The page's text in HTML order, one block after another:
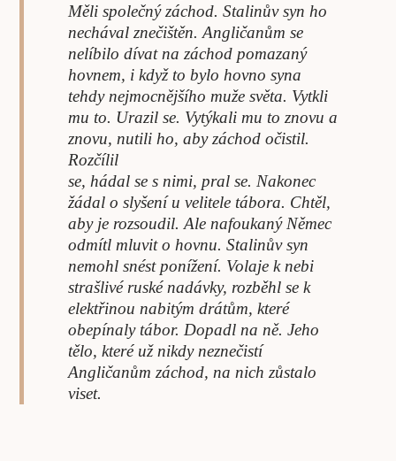
Měli společný záchod. Stalinův syn ho
nechával znečištěn. Angličanům se
nelíbilo dívat na záchod pomazaný
hovnem, i když to bylo hovno syna
tehdy nejmocnějšího muže světa. Vytkli
mu to. Urazil se. Vytýkali mu to znovu a
znovu, nutili ho, aby záchod očistil.
Rozčílil
se, hádal se s nimi, pral se. Nakonec
žádal o slyšení u velitele tábora. Chtěl,
aby je rozsoudil. Ale nafoukaný Němec
odmítl mluvit o hovnu. Stalinův syn
nemohl snést ponížení. Volaje k nebi
strašlivé ruské nadávky, rozběhl se k
elektřinou nabitým drátům, které
obepínaly tábor. Dopadl na ně. Jeho
tělo, které už nikdy neznečistí
Angličanům záchod, na nich zůstalo
viset.